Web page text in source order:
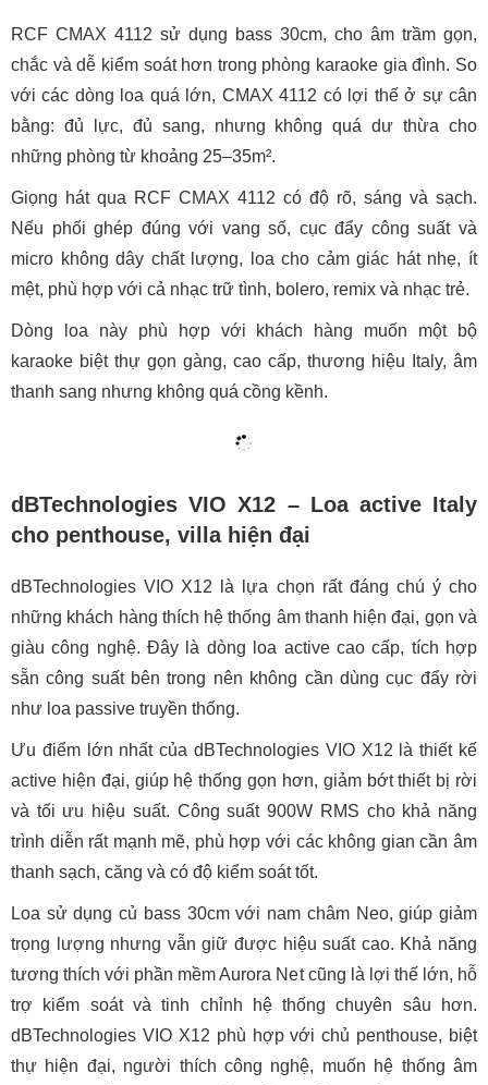
RCF CMAX 4112 sử dụng bass 30cm, cho âm trầm gọn,
chắc và dễ kiểm soát hơn trong phòng karaoke gia đình. So
với các dòng loa quá lớn, CMAX 4112 có lợi thế ở sự cân
bằng: đủ lực, đủ sang, nhưng không quá dư thừa cho
những phòng từ khoảng 25–35m².
Giọng hát qua RCF CMAX 4112 có độ rõ, sáng và sạch.
Nếu phối ghép đúng với vang số, cục đẩy công suất và
micro không dây chất lượng, loa cho cảm giác hát nhẹ, ít
mệt, phù hợp với cả nhạc trữ tình, bolero, remix và nhạc trẻ.
Dòng loa này phù hợp với khách hàng muốn một bộ
karaoke biệt thự gọn gàng, cao cấp, thương hiệu Italy, âm
thanh sang nhưng không quá cồng kềnh.
dBTechnologies VIO X12 – Loa active Italy
cho penthouse, villa hiện đại
dBTechnologies VIO X12 là lựa chọn rất đáng chú ý cho
những khách hàng thích hệ thống âm thanh hiện đại, gọn và
giàu công nghệ. Đây là dòng loa active cao cấp, tích hợp
sẵn công suất bên trong nên không cần dùng cục đẩy rời
như loa passive truyền thống.
Ưu điểm lớn nhất của dBTechnologies VIO X12 là thiết kế
active hiện đại, giúp hệ thống gọn hơn, giảm bớt thiết bị rời
và tối ưu hiệu suất. Công suất 900W RMS cho khả năng
trình diễn rất mạnh mẽ, phù hợp với các không gian cần âm
thanh sạch, căng và có độ kiểm soát tốt.
Loa sử dụng củ bass 30cm với nam châm Neo, giúp giảm
trọng lượng nhưng vẫn giữ được hiệu suất cao. Khả năng
tương thích với phần mềm Aurora Net cũng là lợi thế lớn, hỗ
trợ kiểm soát và tinh chỉnh hệ thống chuyên sâu hơn.
dBTechnologies VIO X12 phù hợp với chủ penthouse, biệt
thự hiện đại, người thích công nghệ, muốn hệ thống âm